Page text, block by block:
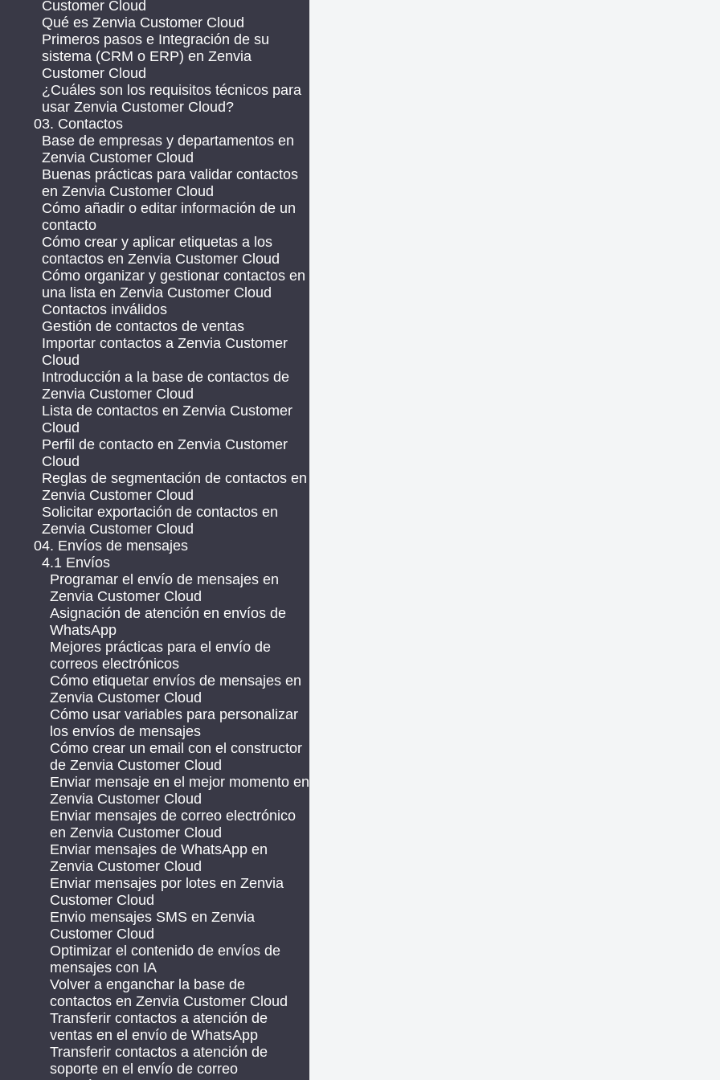
Customer Cloud
Qué es Zenvia Customer Cloud
Primeros pasos e Integración de su
sistema (CRM o ERP) en Zenvia
Customer Cloud
¿Cuáles son los requisitos técnicos para
usar Zenvia Customer Cloud?
03. Contactos
Base de empresas y departamentos en
Zenvia Customer Cloud
Buenas prácticas para validar contactos
en Zenvia Customer Cloud
Cómo añadir o editar información de un
contacto
Cómo crear y aplicar etiquetas a los
contactos en Zenvia Customer Cloud
Cómo organizar y gestionar contactos en
una lista en Zenvia Customer Cloud
Contactos inválidos
Gestión de contactos de ventas
Importar contactos a Zenvia Customer
Cloud
Introducción a la base de contactos de
Zenvia Customer Cloud
Lista de contactos en Zenvia Customer
Cloud
Perfil de contacto en Zenvia Customer
Cloud
Reglas de segmentación de contactos en
Zenvia Customer Cloud
Solicitar exportación de contactos en
Zenvia Customer Cloud
04. Envíos de mensajes
4.1 Envíos
Programar el envío de mensajes en
Zenvia Customer Cloud
Asignación de atención en envíos de
WhatsApp
Mejores prácticas para el envío de
correos electrónicos
Cómo etiquetar envíos de mensajes en
Zenvia Customer Cloud
Cómo usar variables para personalizar
los envíos de mensajes
Cómo crear un email con el constructor
de Zenvia Customer Cloud
Enviar mensaje en el mejor momento en
Zenvia Customer Cloud
Enviar mensajes de correo electrónico
en Zenvia Customer Cloud
Enviar mensajes de WhatsApp en
Zenvia Customer Cloud
Enviar mensajes por lotes en Zenvia
Customer Cloud
Envio mensajes SMS en Zenvia
Customer Cloud
Optimizar el contenido de envíos de
mensajes con IA
Volver a enganchar la base de
contactos en Zenvia Customer Cloud
Transferir contactos a atención de
ventas en el envío de WhatsApp
Transferir contactos a atención de
soporte en el envío de correo